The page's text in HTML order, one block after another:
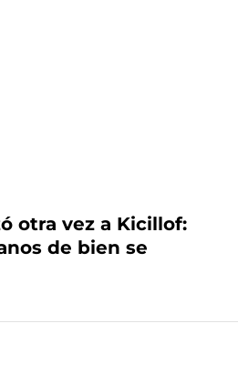
otra vez a Kicillof:
de bien se